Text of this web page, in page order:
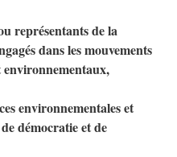
représentants de la
dans les mouvements
environnementaux,
environnementales et
démocratie et de